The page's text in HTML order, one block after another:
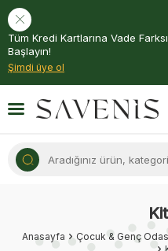
Tüm Kredi Kartlarına Vade
Başlayın!
Şimdi üye ol
Anasayfa Çocuk & Genç